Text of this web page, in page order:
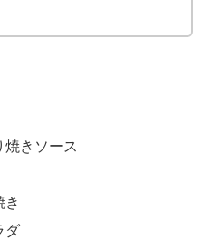
焼きソース
き
ダ